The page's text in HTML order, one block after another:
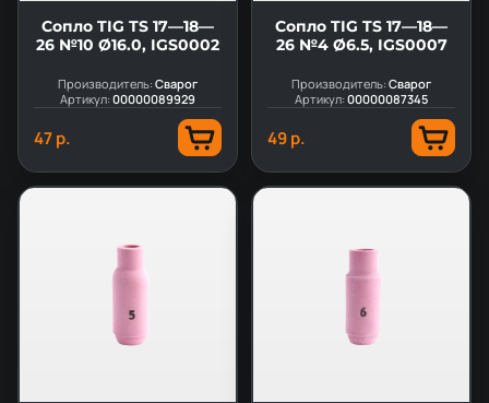
Сопло TIG TS 17—18—
26 №10 Ø16.0, IGS0002
Производитель:Сварог
Артикул:00000089929
47 р.
Сопло TIG TS 17—18—
26 №4 Ø6.5, IGS0007
Производитель:Сварог
Артикул:00000087345
49 р.